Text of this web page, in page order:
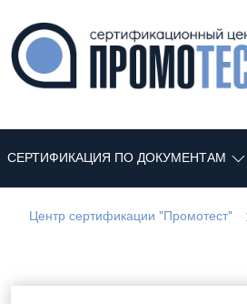
СЕРТИФИКАЦИЯ ПО ДОКУМЕНТАМ
Центр сертификации "Промотест"